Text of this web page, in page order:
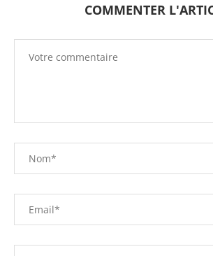
COMMENTER